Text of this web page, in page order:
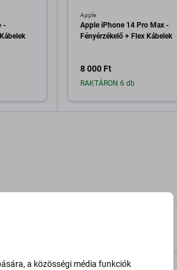
-
Apple
Apple iPhone 14 Pro Max -
Fényérzékelő + Flex Kábelek
8 000 Ft
RAKTÁRON 6 db
a közösségi média funkciók